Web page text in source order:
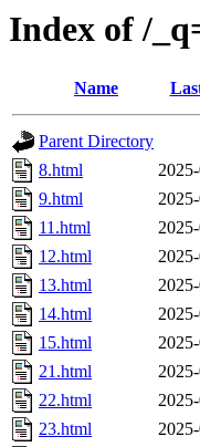
Index of /
Name
Parent Directory
8.html
9.html
11.html
12.html
13.html
14.html
15.html
21.html
22.html
23.html